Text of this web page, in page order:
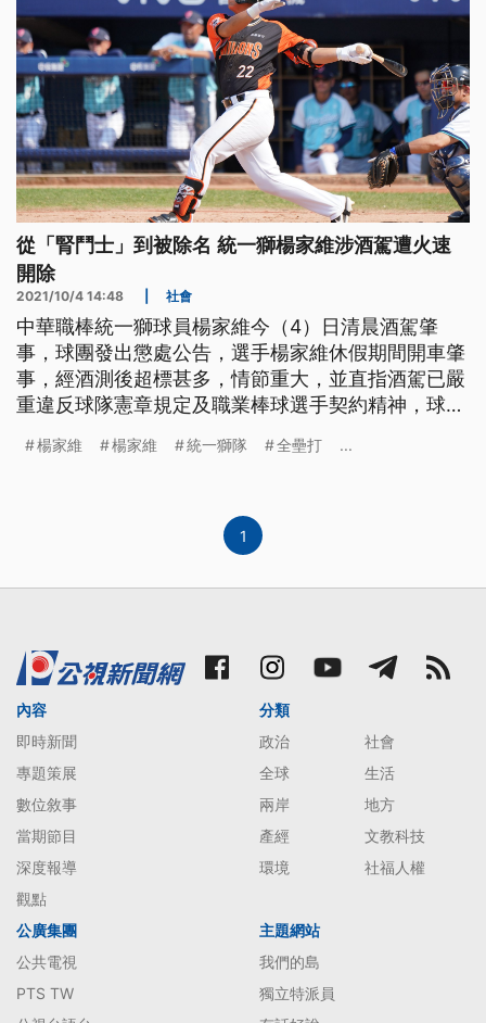
從「腎鬥士」到被除名 統一獅楊家維涉酒駕遭火速
開除
2021/10/4 14:48 社會
中華職棒統一獅球員楊家維今（4）日清晨酒駕肇
事，球團發出懲處公告，選手楊家維休假期間開車肇
事，經酒測後超標甚多，情節重大，並直指酒駕已嚴
重違反球隊憲章規定及職業棒球選手契約精神，球團
楊家維 楊家維 統一獅隊 全壘打 ...
1
內容
即時新聞
專題策展
數位敘事
當期節目
深度報導
觀點
分類
政治
社會
全球
生活
兩岸
地方
產經
文教科技
環境
社福人權
公廣集團
公共電視
PTS TW
主題網站
我們的島
獨立特派員